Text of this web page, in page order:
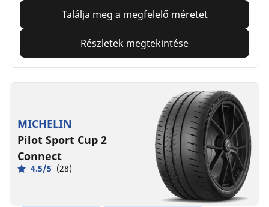
Találja meg a megfelelő méretet
Részletek megtekintése
MICHELIN
Pilot Sport Cup 2
Connect
4.5/5 (28)